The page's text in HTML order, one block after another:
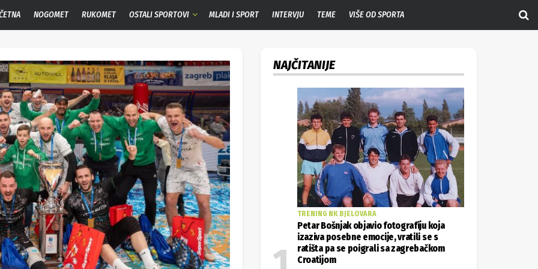
NOGOMET RUKOMET OSTALI SPORTOVI MLADI I SPORT INTERVJU TEME VIŠE OD SPORTA
NAJČITANIJE
TRENING NK BJELOVARA
Petar Bošnjak objavio fotografiju koja
izaziva posebne emocije, vratili se s
ratišta pa se poigrali sa zagrebačkom
Croatijom